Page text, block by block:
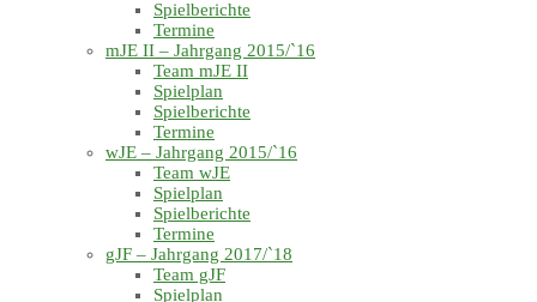
Spielberichte
Termine
mJE II – Jahrgang 2015/`16
Team mJE II
Spielplan
Spielberichte
Termine
wJE – Jahrgang 2015/`16
Team wJE
Spielplan
Spielberichte
Termine
gJF – Jahrgang 2017/`18
Team gJF
Spielplan